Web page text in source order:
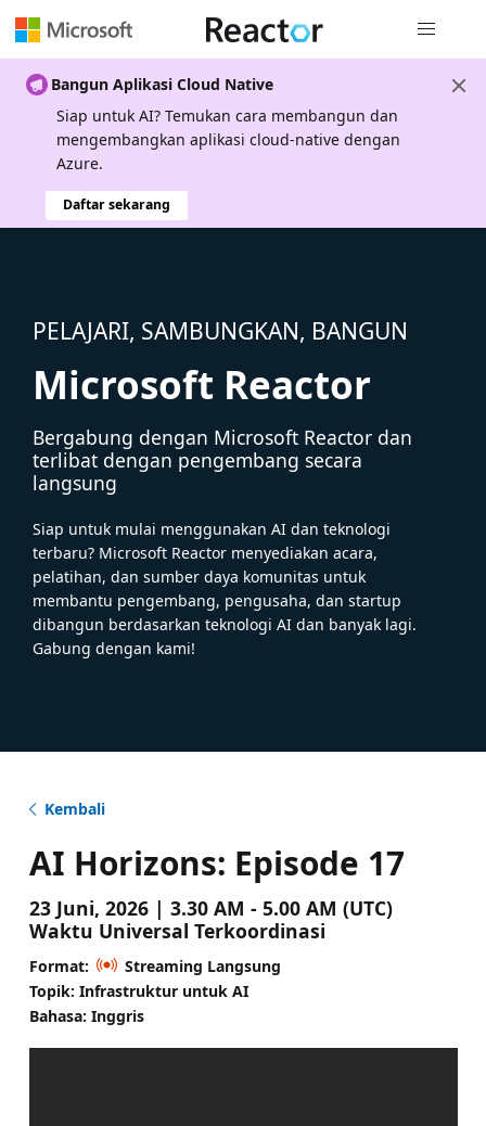
Bangun Aplikasi Cloud Native
Siap untuk AI? Temukan cara membangun dan
mengembangkan aplikasi cloud-native dengan
Azure.
Daftar sekarang
PELAJARI, SAMBUNGKAN, BANGUN
Microsoft Reactor
Bergabung dengan Microsoft Reactor dan
terlibat dengan pengembang secara
langsung
Siap untuk mulai menggunakan AI dan teknologi
terbaru? Microsoft Reactor menyediakan acara,
pelatihan, dan sumber daya komunitas untuk
membantu pengembang, pengusaha, dan startup
dibangun berdasarkan teknologi AI dan banyak lagi.
Gabung dengan kami!
Kembali
AI Horizons: Episode 17
23 Juni, 2026 | 3.30 AM - 5.00 AM (UTC)
Waktu Universal Terkoordinasi
Format:
Streaming Langsung
Topik: Infrastruktur untuk AI
Bahasa: Inggris